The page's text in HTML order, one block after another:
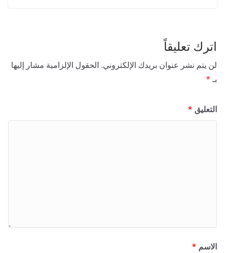
اترك تعليقاً
لن يتم نشر عنوان بريدك الإلكتروني. الحقول الإلزامية مشار إليها
بـ*
التعليق *
الاسم *